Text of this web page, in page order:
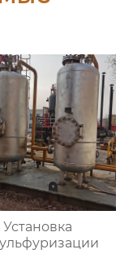
Установка